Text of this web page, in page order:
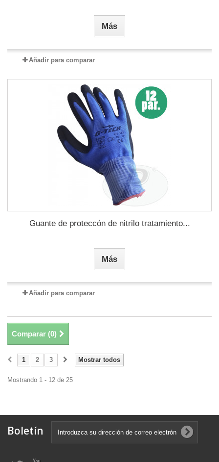
Más
Añadir para comparar
Guante de proteccón de nitrilo tratamiento...
Más
Añadir para comparar
Comparar (0)
Mostrar todos
1 2 3
Mostrando 1 - 12 de 25
Boletín